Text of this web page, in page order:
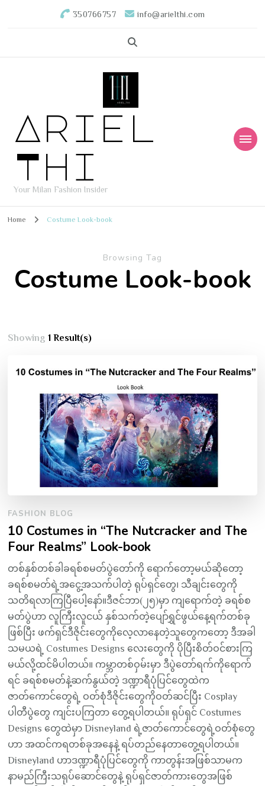
350766757 info@arielthi.com
Ariel
Thi
Your Milan Fashion Insider
Home Costume Look-book
Browsing Tag
Costume Look-book
Showing1 Result(s)
FASHION BLOG
10 Costumes in “The Nutcracker and The
Four Realms” Look-book
တစ်နှစ်တစ်ခါခရစ်စမတ်ပွဲတော်ကို ရောက်တော့မယ်ဆိုတော့
ခရစ်စမတ်ရဲ့အငွေ့အသက်ပါတဲ့ ရုပ်ရှင်တွေ၊ သီချင်းတွေကို
သတိရလာကြပြီပေါ့နော်။ဒီဇင်ဘာ(၂၅)မှာ ကျရောက်တဲ့ ခရစ်စ
မတ်ပွဲဟာ လူကြီးလူငယ် နှစ်သက်တဲ့ပျော်ရွှင်ဖွယ်နေ့ရက်တစ်ခု
ဖြစ်ပြီး ဖက်ရှင်ဒီဇိုင်းတွေကိုလေ့လာနေတဲ့သူတွေကတော့ ဒီအခါ
သမယရဲ့ Costumes Designs လေးတွေကို ပိုပြီးစိတ်ဝင်စားကြ
မယ်လို့ထင်မိပါတယ်။ ကမ္ဘာတစ်ဝှမ်းမှာ ဒီပွဲတော်ရက်ကိုရောက်
ရင် ခရစ်စမတ်နဲ့ဆက်နွယ်တဲ့ ဒဏ္ဍာရီပုံပြင်တွေထဲက
ဇာတ်ကောင်တွေရဲ့ ဝတ်စုံဒီဇိုင်းတွေကိုဝတ်ဆင်ပြီး Cosplay
ပါတီပွဲတွေ ကျင်းပကြတာ တွေ့ရပါတယ်။ ရုပ်ရှင် Costumes
Designs တွေထဲမှာ Disneyland ရဲ့ဇာတ်ကောင်တွေရဲ့ဝတ်စုံတွေ
ဟာ အထင်ကရတစ်ခုအနေနဲ့ ရပ်တည်နေတာတွေ့ရပါတယ်။
Disneyland ဟာဒဏ္ဍာရီပုံပြင်တွေကို ကာတွန်းအဖြစ်သာမက
နာမည်ကြီးသရုပ်ဆောင်တွေနဲ့ ရုပ်ရှင်ဇာတ်ကားတွေအဖြစ်